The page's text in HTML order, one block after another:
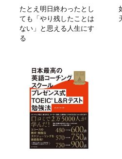
たとえ明日終わったとし
ても「やり残したことは
ない」と思える人生にす
る